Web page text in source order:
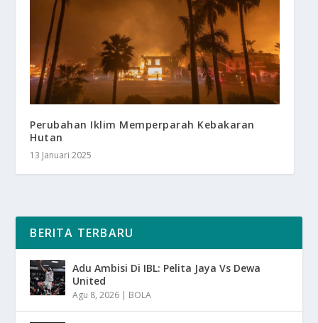
Perubahan Iklim Memperparah Kebakaran
Hutan
13 Januari 2025
BERITA TERBARU
Adu Ambisi Di IBL: Pelita Jaya Vs Dewa
United
Agu 8, 2026 | BOLA